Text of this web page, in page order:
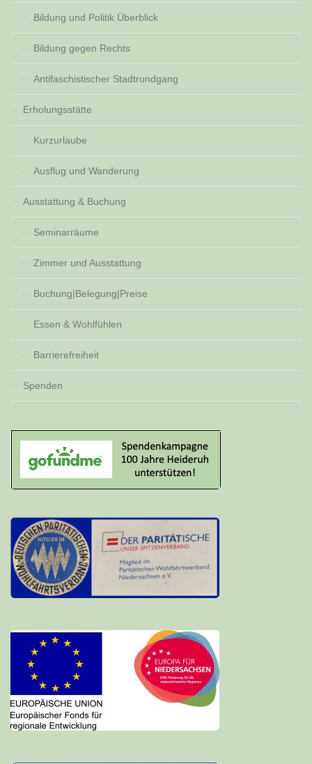
Bildung und Politik Überblick
Bildung gegen Rechts
Antifaschistischer Stadtrundgang
Erholungsstätte
Kurzurlaube
Ausflug und Wanderung
Ausstattung & Buchung
Seminarräume
Zimmer und Ausstattung
Buchung|Belegung|Preise
Essen & Wohlfühlen
Barrierefreiheit
Spenden